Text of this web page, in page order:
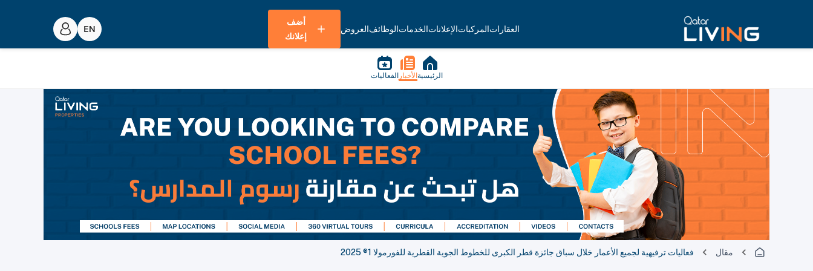
العقاراتالمركباتالإعلاناتالخدماتالوظائفالعروض
أضف
إعلانك
الرئيسية الأخبار الفعاليات
مقال فعاليات ترفيهية لجميع الأعمار خلال سباق جائزة قطر الكبرى للخطوط الجوية القطرية للفورمولا 1® 2025